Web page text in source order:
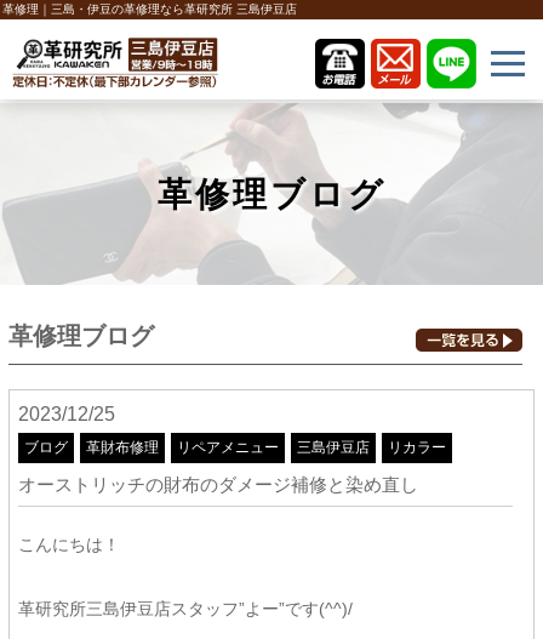
革修理｜三島・伊豆の革修理なら革研究所 三島伊豆店
革修理ブログ
革修理ブログ
2023/12/25
ブログ 革財布修理 リペアメニュー 三島伊豆店 リカラー
オーストリッチの財布のダメージ補修と染め直し
こんにちは！
革研究所三島伊豆店スタッフ”よー”です(^^)/